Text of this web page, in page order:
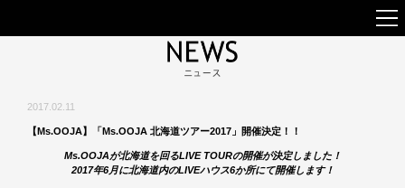
2017.02.11
【Ms.OOJA】「Ms.OOJA 北海道ツアー2017」開催決定！！
Ms.OOJAが北海道を回るLIVE TOURの開催が決定しました！
2017年6月に北海道内のLIVEハウス6か所にて開催します！